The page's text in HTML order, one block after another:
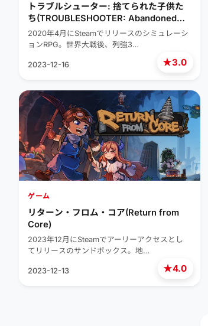
★3.0
トラブルシューター: 捨てられた子供た
ち(TROUBLESHOOTER: Abandoned
Children)
2020年4月にSteamでリリースのシミュレーシ
ョンRPG。世界大戦後、列強3…
2023-12-16
★4.0
ゲーム
リターン・フロム・コア(Return from
Core)
2023年12月にSteamでアーリーアクセスとし
てリリースのサンドボックス。地…
2023-12-13